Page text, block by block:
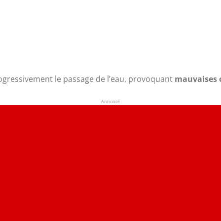
le passage de l’eau, provoquant mauvaises
Annonce